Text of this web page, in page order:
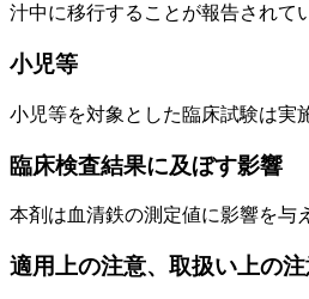
汁中に移行することが報告されて
小児等
小児等を対象とした臨床試験は実
臨床検査結果に及ぼす影響
本剤は血清鉄の測定値に影響を与
適用上の注意、取扱い上の